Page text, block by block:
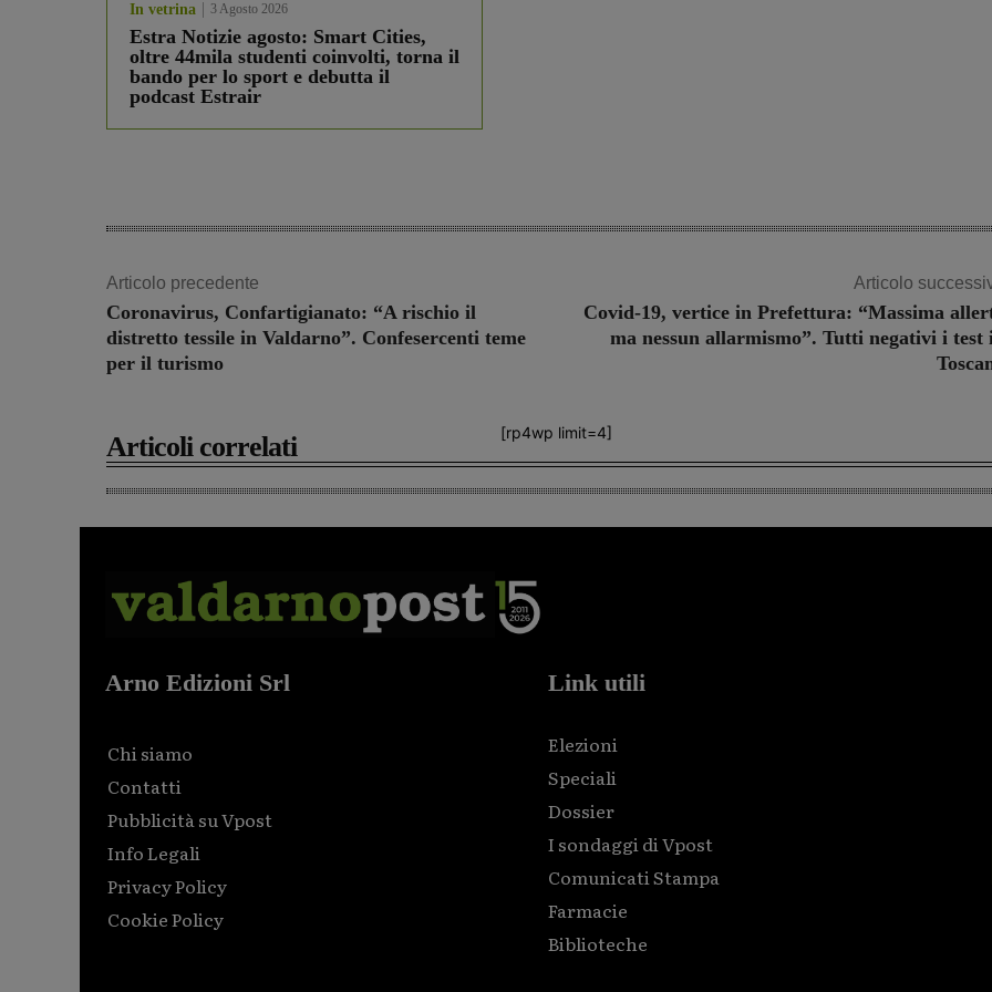
In vetrina 3 Agosto 2026
Estra Notizie agosto: Smart Cities,
oltre 44mila studenti coinvolti, torna il
bando per lo sport e debutta il
podcast Estrair
Articolo precedente
Coronavirus, Confartigianato: “A rischio il
distretto tessile in Valdarno”. Confesercenti teme
per il turismo
Articolo
Covid-19, vertice in Prefettura: “Massima
ma nessun allarmismo”. Tutti negativi i test
[rp4wp limit=4]
Articoli correlati
Arno Edizioni Srl
Chi siamo
Contatti
Pubblicità su Vpost
Info Legali
Privacy Policy
Cookie Policy
Link utili
Elezioni
Speciali
Dossier
I sondaggi di Vpost
Comunicati Stampa
Farmacie
Biblioteche